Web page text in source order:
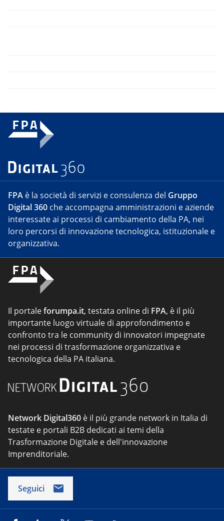
FPA è la società di servizi e consulenza del Gruppo
Digital 360 che accompagna amministrazioni e aziende
interessate ai processi di cambiamento della PA, nei
loro percorsi di innovazione tecnologica, istituzionale e
organizzativa.
Il portaleforumpa.it, testata online di FPA, è il più
importante luogo virtuale di approfondimento e
confronto tra le community di innovatori impegnate
nei processi di trasformazione organizzativa e
tecnologica della PA italiana.
Network Digital360 è il più grande network in Italia di
testate e portali B2B dedicati ai temi della
Trasformazione Digitale e dell'innovazione
Imprenditoriale.
Seguici